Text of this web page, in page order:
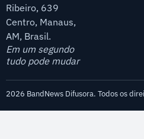
Ribeiro, 639
Centro, Manaus,
AM, Brasil.
Em um segundo
tudo pode mudar
2026 BandNews Difusora. Todos os